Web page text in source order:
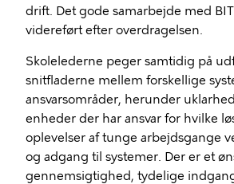
drift. Det gode samarbejde med
videreført efter overdragelsen.
Skolelederne peger samtidig på
snitfladerne mellem forskellige
ansvarsområder, herunder
enheder der har ansvar for hvilke
oplevelser af tunge arbejdsgange
og adgang til systemer. Der er et
gennemsigtighed, tydelige